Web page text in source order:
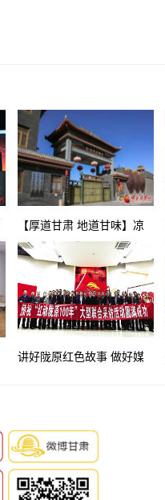
【厚道甘肃 地道甘味】凉
州熏醋醇香千年的甘味
讲好陇原红色故事 做好媒